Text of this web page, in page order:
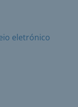
eletrónico